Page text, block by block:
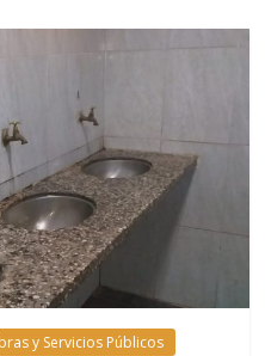
y Servicios Públicos